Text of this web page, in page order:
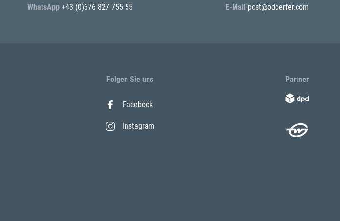
WhatsApp +43 (0)676 827 755 55 E-Mail post@odoerfer.com
Folgen Sie uns
Facebook
Instagram
Partner